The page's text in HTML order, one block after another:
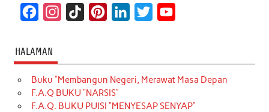
c
e
b
o
t
a
g
T
o
k
t
e
r
k
e
d
t
t
e
T
u
b
HALAMAN
Buku “Membangun Negeri, Merawat Masa Depan
F.A.Q BUKU “NARSIS”
F.A.Q. BUKU PUISI “MENYESAP SENYAP”